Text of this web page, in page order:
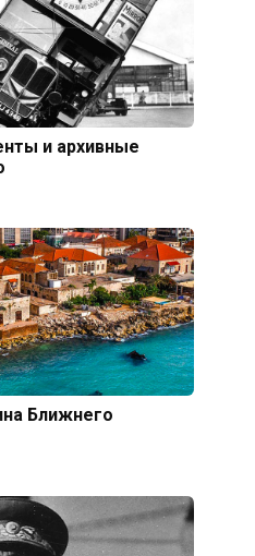
и архивные
Ближнего